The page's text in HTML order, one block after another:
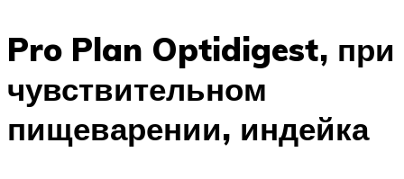
Pro Plan Optidigest, при
чувствительном
пищеварении, индейка